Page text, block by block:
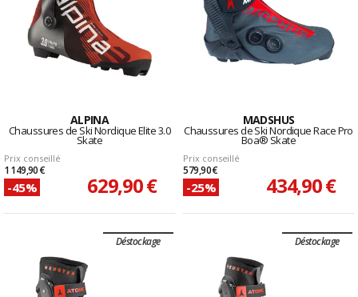
ALPINA
Chaussures de Ski Nordique Elite 3.0
Skate
Prix conseillé
1 149,90 €
-45% 629,90 €
MADSHUS
Chaussures de Ski Nordique Race Pro
Boa® Skate
Prix conseillé
579,90 €
-25% 434,90 €
Déstockage Déstockage